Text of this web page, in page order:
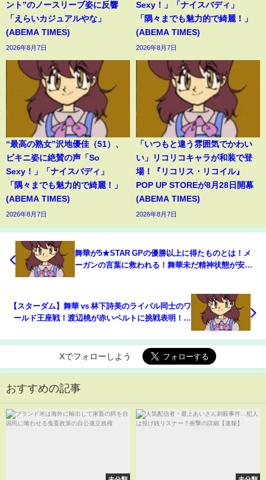
ント”のノースリーブ姿に反響
「えらいカジュアルやな」
(ABEMA TIMES)
2026年8月7日
Sexy！」「ナイスバディ」
「隅々までも魅力的で綺麗！」
(ABEMA TIMES)
2026年8月7日
“最高の熟女”沢地優佳（51）、
ビキニ姿に絶賛の声「So
Sexy！」「ナイスバディ」
「隅々までも魅力的で綺麗！」
(ABEMA TIMES)
2026年8月7日
「いつもと違う雰囲気でかわい
い」リコリコキャラが和装で登
場！『リコリス・リコイル』
POP UP STOREが8月28日開幕
(ABEMA TIMES)
2026年8月7日
舞華が5★STAR GPの優勝以上に得たものとは！メ
ーガンの言葉に救われる！舞華未だ精神状態が安定
【スターダム】舞華 vs 林下詩美のライバル同士のワ
ールド王座戦！渡辺桃が赤いベルトに挑戦表明！舞
Xでフォローしよう
おすすめの記事